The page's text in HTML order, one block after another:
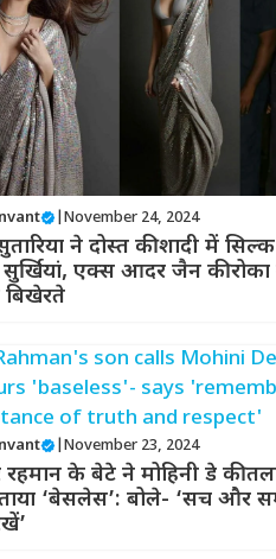
| November 24, 2024
ने दोस्त की शादी में
एक्स आदर जैन की रोका
| November 23, 2024
के बेटे ने मोहिनी डे की
‘बेसलेस’: बोले- ‘सच और